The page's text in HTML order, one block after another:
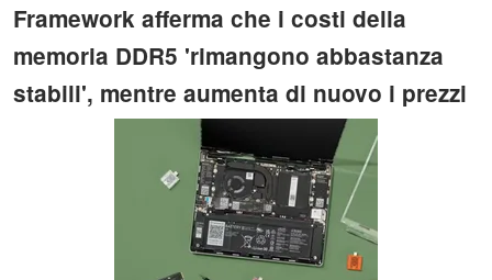
Framework afferma che i costi della
memoria DDR5 'rimangono abbastanza
stabili', mentre aumenta di nuovo i prezzi